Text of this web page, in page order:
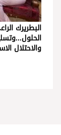
البطريرك
والاحتلال